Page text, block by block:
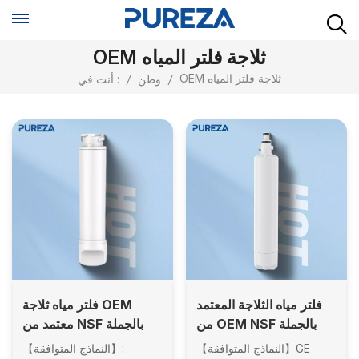
OEM ثلاجة فلتر المياه
أنت في : / وطن / OEM ثلاجة فلتر المياه
فلتر مياه ثلاجة OEM
معتمد من NSF بالجملة
متوافق مع EPTWFU01
【النماذج المتوافقة】:
فلتر مياه الثلاجة المعتمد
من OEM NSF بالجملة
متوافق مع GE RPWF
【النماذج المتوافقة】GE